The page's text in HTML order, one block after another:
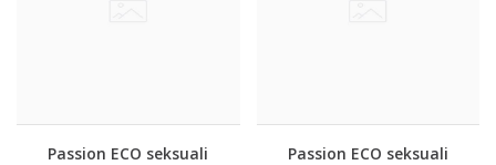
Passion ECO seksuali
Passion ECO seksuali